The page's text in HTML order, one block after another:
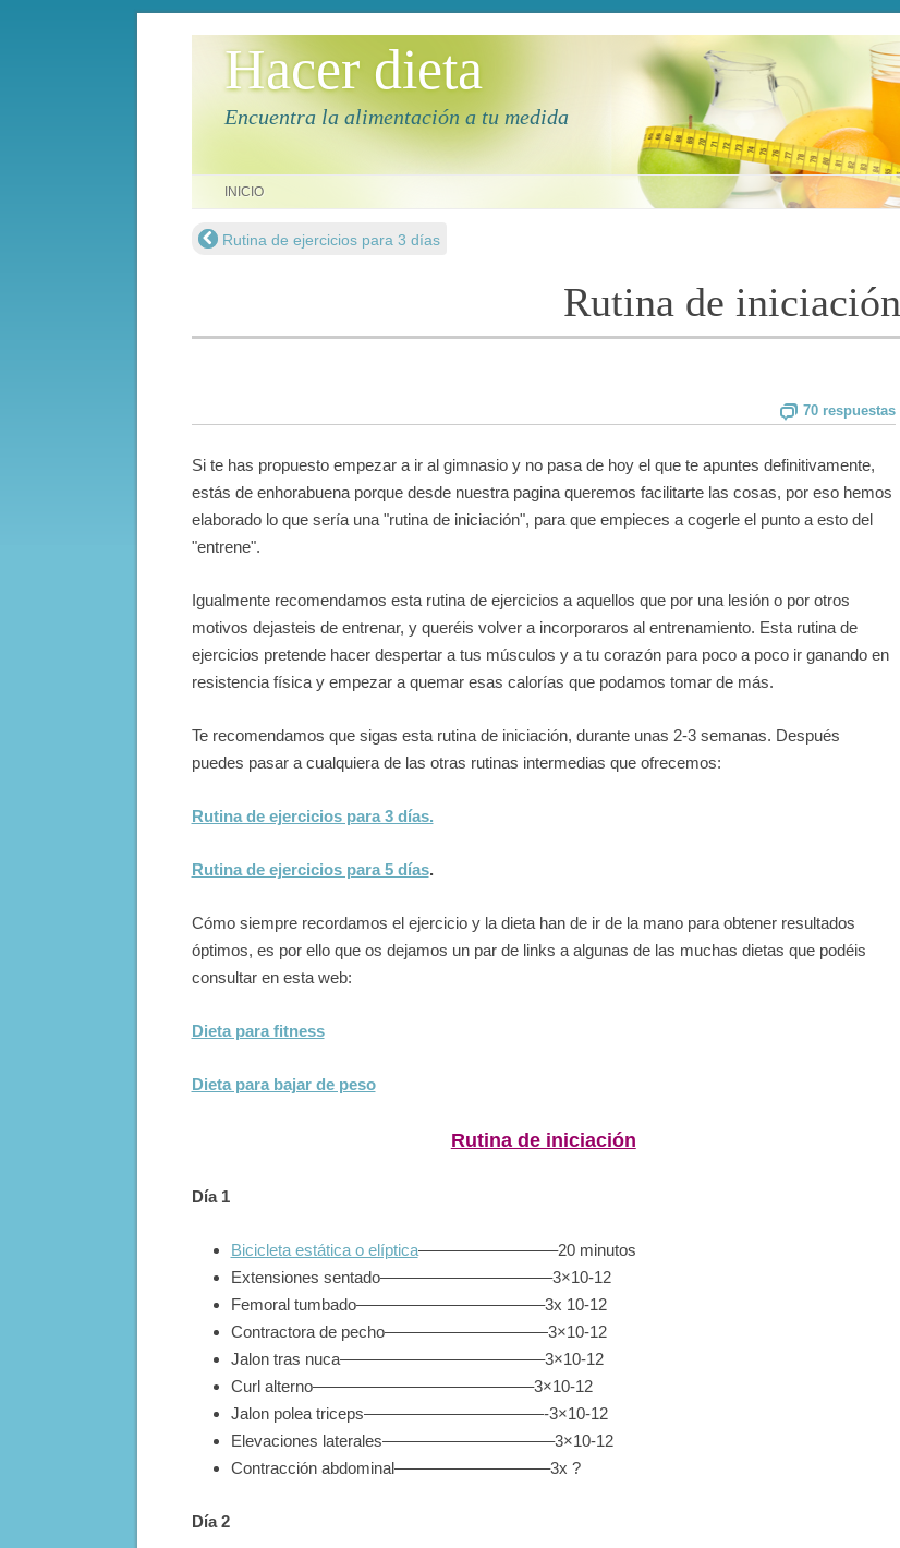
Hacer dieta
Encuentra la alimentación a tu medida
INICIO
Navegación de entradas
Rutina de ejercicios para 3 dí­as
Rutina de iniciación
70 respuestas
Si te has propuesto empezar a ir al gimnasio y no pasa de hoy el que te apuntes definitivamente,
estás de enhorabuena porque desde nuestra pagina queremos facilitarte las cosas, por eso hemos
elaborado lo que sería una "rutina de iniciación", para que empieces a cogerle el punto a esto del
"entrene".
Igualmente recomendamos esta rutina de ejercicios a aquellos que por una lesión o por otros
motivos dejasteis de entrenar, y queréis volver a incorporaros al entrenamiento. Esta rutina de
ejercicios pretende hacer despertar a tus músculos y a tu corazón para poco a poco ir ganando en
resistencia física y empezar a quemar esas calorías que podamos tomar de más.
Te recomendamos que sigas esta rutina de iniciación, durante unas 2-3 semanas. Después
puedes pasar a cualquiera de las otras rutinas intermedias que ofrecemos:
Rutina de ejercicios para 3 días.
Rutina de ejercicios para 5 días.
Cómo siempre recordamos el ejercicio y la dieta han de ir de la mano para obtener resultados
óptimos, es por ello que os dejamos un par de links a algunas de las muchas dietas que podéis
consultar en esta web:
Dieta para fitness
Dieta para bajar de peso
Rutina de iniciación
Día 1
Bicicleta estática o elíptica————————–20 minutos
Extensiones sentado——————————–3×10-12
Femoral tumbado———————————–3x 10-12
Contractora de pecho——————————3×10-12
Jalon tras nuca————————————–3×10-12
Curl alterno—————————————–3×10-12
Jalon polea triceps———————————-3×10-12
Elevaciones laterales——————————–3×10-12
Contracción abdominal—————————–3x ?
Día 2